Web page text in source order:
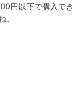
円以下で購入でき
。